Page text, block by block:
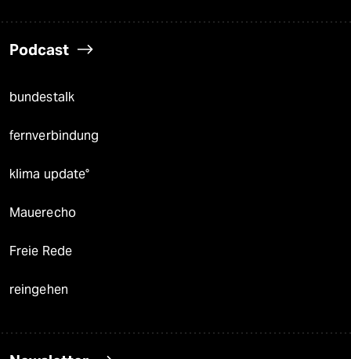
Podcast
bundestalk
fernverbindung
klima update°
Mauerecho
Freie Rede
reingehen